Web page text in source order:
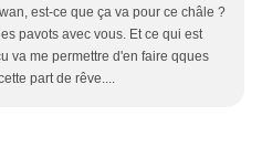
est-ce que ça va pour ce châle ?
pavots avec vous. Et ce qui est
va me permettre d'en faire qques
part de rêve....